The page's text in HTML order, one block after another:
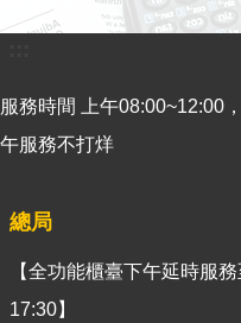
稅
宣
專
區
分
眾
服務時間 上午08:00~12:00
午服務不打烊
總局
【全功能櫃臺下午延時服務
17:30】